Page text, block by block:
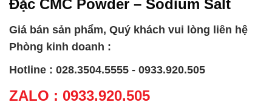
Đặc CMC Powder – Sodium Salt
Giá bán sản phẩm, Quý khách vui lòng liên hệ
Phòng kinh doanh :
Hotline : 028.3504.5555 - 0933.920.505
ZALO : 0933.920.505